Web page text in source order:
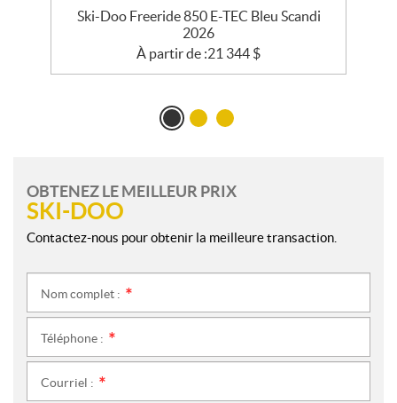
Ski-Doo Freeride 850 E-TEC Bleu Scandi
2026
À partir de :21 344 $
OBTENEZ LE MEILLEUR PRIX
SKI-DOO
Contactez-nous pour obtenir la meilleure transaction.
Nom complet :
Téléphone :
Courriel :